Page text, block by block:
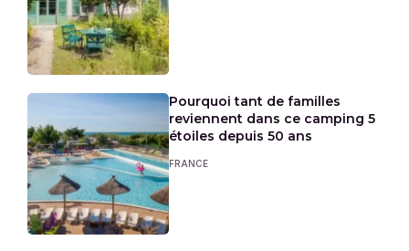
Pourquoi tant de familles
reviennent dans ce camping 5
étoiles depuis 50 ans
FRANCE